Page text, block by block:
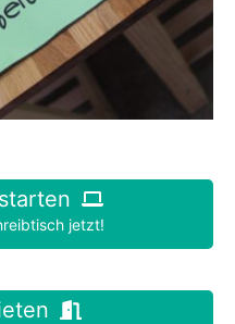
jetzt!